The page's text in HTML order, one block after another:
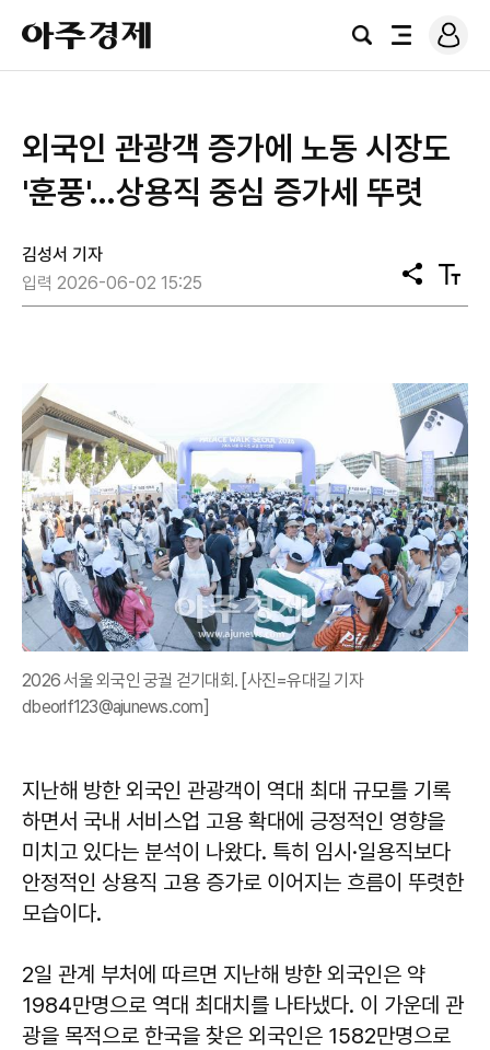
아
주
경
검
전
로
그
외국인 관광객 증가에 노동 시장도
'훈풍'…상용직 중심 증가세 뚜렷
김성서 기자
입력 2026-06-02 15:25
공
유
텍
스
2026 서울 외국인 궁궐 걷기대회. [사진=유대길 기자
dbeorlf123@ajunews.com]
지난해 방한 외국인 관광객이 역대 최대 규모를 기록
하면서 국내 서비스업 고용 확대에 긍정적인 영향을
미치고 있다는 분석이 나왔다. 특히 임시·일용직보다
안정적인 상용직 고용 증가로 이어지는 흐름이 뚜렷한
모습이다.
2일 관계 부처에 따르면 지난해 방한 외국인은 약
1984만명으로 역대 최대치를 나타냈다. 이 가운데 관
광을 목적으로 한국을 찾은 외국인은 1582만명으로